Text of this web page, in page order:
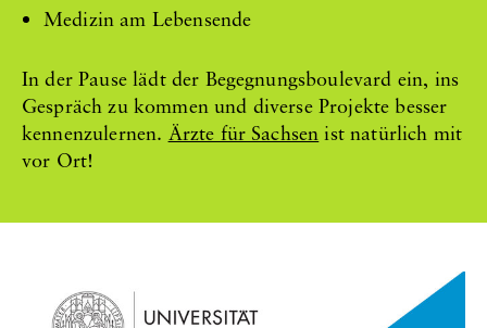
Medizin am Lebensende
In der Pause lädt der Begegnungsboulevard ein, ins
Gespräch zu kommen und diverse Projekte besser
kennenzulernen. Ärzte für Sachsen ist natürlich mit
vor Ort!